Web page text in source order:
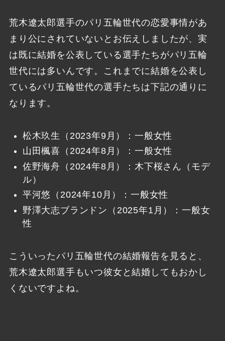
荒木遼太郎選手のパリ五輪世代の恋愛事情があ
まり公にされていないとお伝えしましたが、実
は既に結婚を公表している選手たちがパリ五輪
世代には多いんです。これまでに結婚を公表し
ているパリ五輪世代の選手たちは下記の通りに
なります。
松木玖生（2023年9月）：一般女性
山田楓喜（2024年8月）：一般女性
佐野海舟（2024年8月）：木下桜さん（モデ
ル）
平河悠（2024年10月）：一般女性
野澤大志ブランドン（2025年1月）：一般女
性
こういったパリ五輪世代の結婚報告を見ると、
荒木遼太郎選手もいつ彼女と結婚してもおかし
くないですよね。